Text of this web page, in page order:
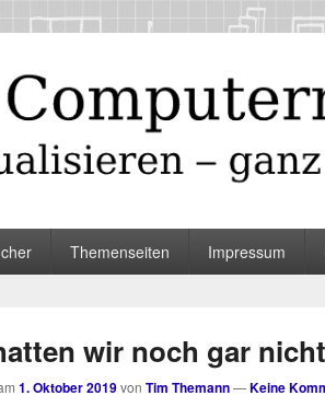
Themenseiten Impressum
wir noch gar
1. Oktober 2019von Tim Themann—Keine